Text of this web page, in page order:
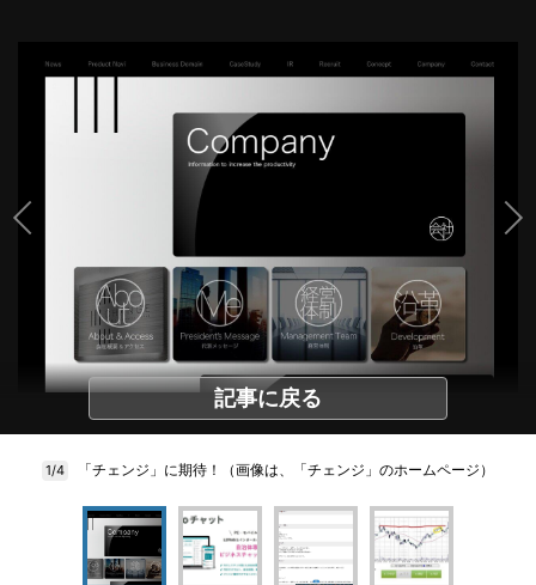
記事に戻る
1/4 「チェンジ」に期待！（画像は、「チェンジ」のホームページ）